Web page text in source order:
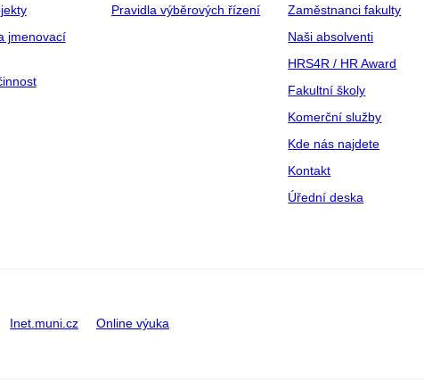
jmenovací
Pravidla výběrových řízení
Zaměstnanci fakulty
Naši absolventi
HRS4R / HR Award
Fakultní školy
Komerční služby
Kde nás najdete
Kontakt
Úřední deska
Inet.muni.cz Online výuka